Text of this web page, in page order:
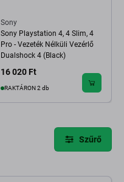
Sony
Sony Playstation 4, 4 Slim, 4
Pro - Vezeték Nélküli Vezérlő
Dualshock 4 (Black)
16 020 Ft
RAKTÁRON 2 db
Szűrő